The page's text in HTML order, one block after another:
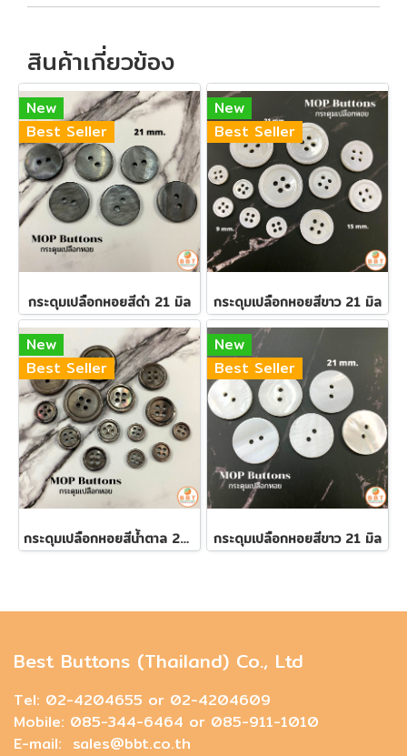
สินค้าเกี่ยวข้อง
New
Best Seller
กระดุมเปลือกหอยสีดำ 21 มิล
New
Best Seller
กระดุมเปลือกหอยสีขาว 21 มิล
New
Best Seller
กระดุมเปลือกหอยสีน้ำตาล 21 มิล
New
Best Seller
กระดุมเปลือกหอยสีขาว 21 มิล
Best Buttons (Thailand) Co., Ltd
Tel: 02-4204655 or 02-4204609
Mobile: 085-344-6464 or 085-911-1010
E-mail: sales@bbt.co.th